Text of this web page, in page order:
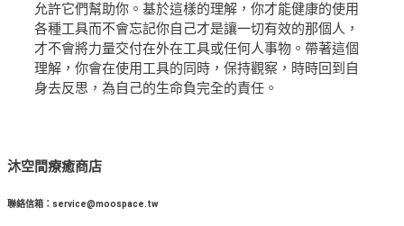
允許它們幫助你。基於這樣的理解，你才能健康的使用
各種工具而不會忘記你自己才是讓一切有效的那個人，
才不會將力量交付在外在工具或任何人事物。帶著這個
理解，你會在使用工具的同時，保持觀察，時時回到自
身去反思，為自己的生命負完全的責任。
沐空間療癒商店
聯絡信箱：service@moospace.tw